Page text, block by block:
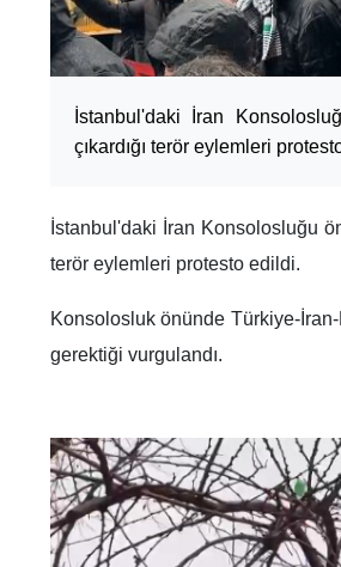
İstanbul'daki İran
çıkardığı terör eylemleri
İstanbul'daki İran Konsolosluğu
terör eylemleri protesto edildi.
Konsolosluk önünde Türkiye-
gerektiği vurgulandı.